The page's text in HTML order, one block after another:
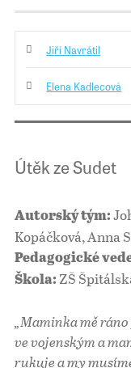
Jiří Navrátil
Elena Kadlecová
Útěk ze Sudet
Autorský tým:
Kopáčková, Anna
Pedagogické
Škola: ZŠ
„Maminka mě
ve vojenským a
rukuje a my